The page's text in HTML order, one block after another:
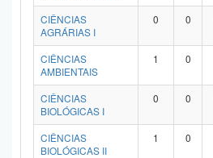
CIÊNCIAS
AGRÁRIAS I
0 0
CIÊNCIAS
AMBIENTAIS
1 0
CIÊNCIAS
BIOLÓGICAS I
0 0
CIÊNCIAS
BIOLÓGICAS II
1 0